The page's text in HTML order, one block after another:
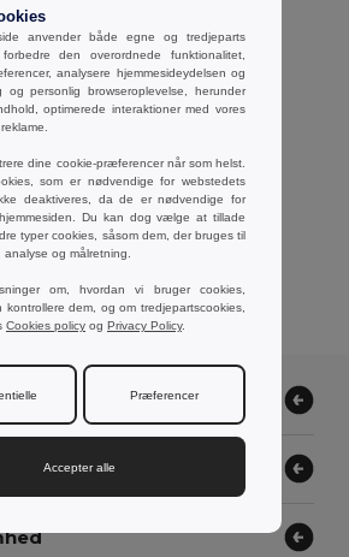
Viser alle produkter.
anvender både egne og tredjeparts
den overordnede funktionalitet,
analysere hjemmesideydelsen og
og personlig browseroplevelse, herunder
optimerede interaktioner med vores
dine cookie-præferencer når som helst.
som er nødvendige for webstedets
deaktiveres, da de er nødvendige for
Du kan dog vælge at tillade
typer cookies, såsom dem, der bruges til
og målretning.
om, hvordan vi bruger cookies,
kontrollere dem, og om tredjepartscookies,
Cookies policy og Privacy Policy.
Præferencer
Accepter alle